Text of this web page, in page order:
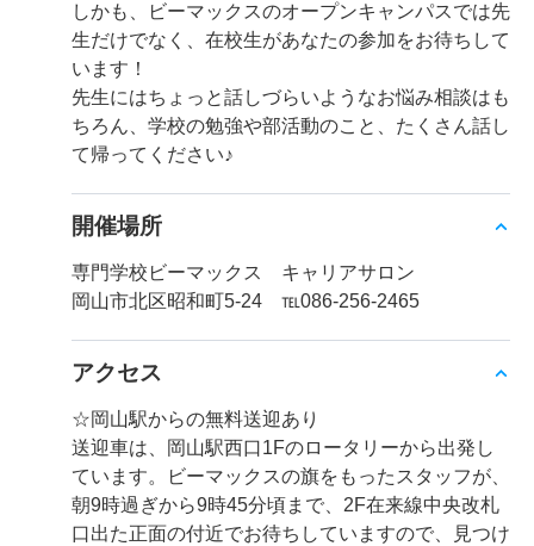
しかも、ビーマックスのオープンキャンパスでは先
生だけでなく、在校生があなたの参加をお待ちして
います！
先生にはちょっと話しづらいようなお悩み相談はも
ちろん、学校の勉強や部活動のこと、たくさん話し
て帰ってください♪
開催場所
専門学校ビーマックス キャリアサロン
岡山市北区昭和町5-24 ℡086-256-2465
アクセス
☆岡山駅からの無料送迎あり
送迎車は、岡山駅西口1Fのロータリーから出発し
ています。ビーマックスの旗をもったスタッフが、
朝9時過ぎから9時45分頃まで、2F在来線中央改札
口出た正面の付近でお待ちしていますので、見つけ